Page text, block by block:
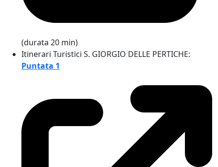
(durata 20 min)
Itinerari Turistici S. GIORGIO DELLE PERTICHE:
Puntata 1